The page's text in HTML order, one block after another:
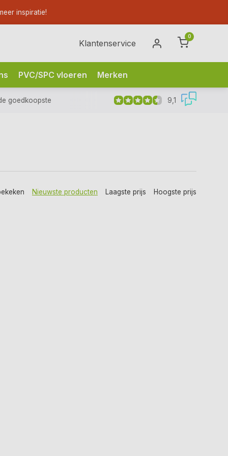
inspiratie!
Klantenservice
0
PVC/SPC vloeren Merken
goedkoopste 9,1
Nieuwste producten Laagste prijs Hoogste prijs